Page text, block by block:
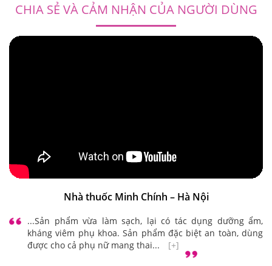
CHIA SẺ VÀ CẢM NHẬN CỦA NGƯỜI DÙNG
Nhà thuốc Minh Chính – Hà Nội
...Sản phẩm vừa làm sạch, lại có tác dụng dưỡng ẩm,
kháng viêm phụ khoa. Sản phẩm đặc biệt an toàn, dùng
được cho cả phụ nữ mang thai...
[+]